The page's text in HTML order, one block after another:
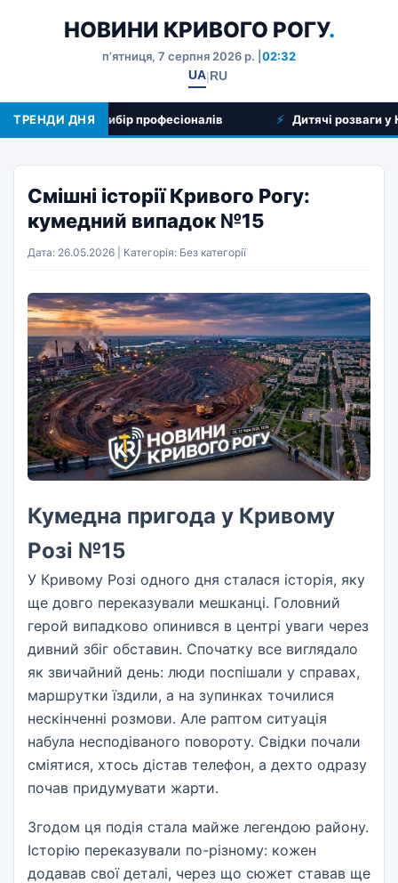
НОВИНИ КРИВОГО РОГУ.
пʼятниця, 7 серпня 2026 р. | 02:32
UA|RU
ТРЕНДИ ДНЯ
послуг та вибір професіоналів Дитячі розваги у
Смішні історії Кривого Рогу:
кумедний випадок №15
Дата: 26.05.2026 | Категорія: Без категорії
Кумедна пригода у Кривому
Розі №15
У Кривому Розі одного дня сталася історія, яку
ще довго переказували мешканці. Головний
герой випадково опинився в центрі уваги через
дивний збіг обставин. Спочатку все виглядало
як звичайний день: люди поспішали у справах,
маршрутки їздили, а на зупинках точилися
нескінченні розмови. Але раптом ситуація
набула несподіваного повороту. Свідки почали
сміятися, хтось дістав телефон, а дехто одразу
почав придумувати жарти.
Згодом ця подія стала майже легендою району.
Історію переказували по-різному: кожен
додавав свої деталі, через що сюжет ставав ще